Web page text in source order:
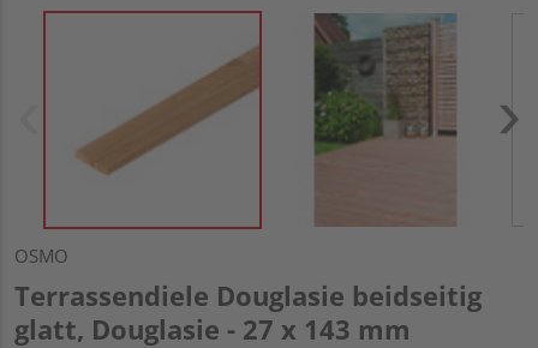
OSMO
Terrassendiele Douglasie beidseitig
glatt, Douglasie - 27 x 143 mm